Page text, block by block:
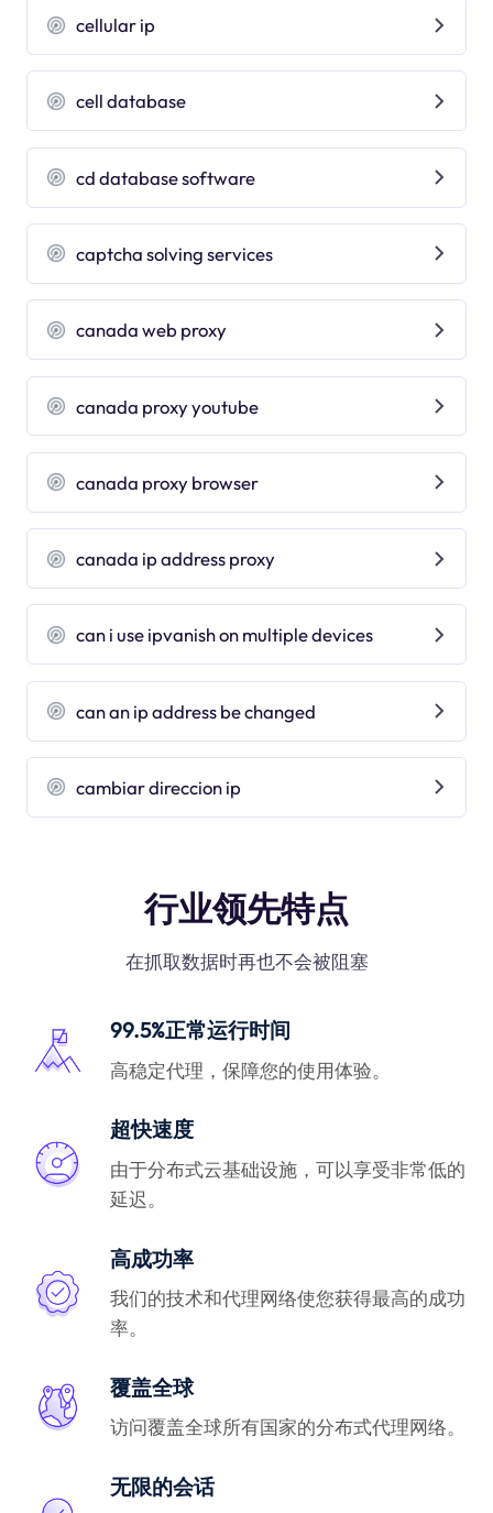
cellular ip
cell database
cd database software
captcha solving services
canada web proxy
canada proxy youtube
canada proxy browser
canada ip address proxy
can i use ipvanish on multiple devices
can an ip address be changed
cambiar direccion ip
行业领先特点
在抓取数据时再也不会被阻塞
99.5%正常运行时间
高稳定代理，保障您的使用体验。
超快速度
由于分布式云基础设施，可以享受非常低的
延迟。
高成功率
我们的技术和代理网络使您获得最高的成功
率。
覆盖全球
访问覆盖全球所有国家的分布式代理网络。
无限的会话